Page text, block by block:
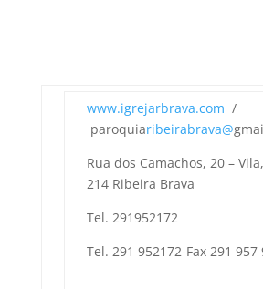
www.igrejarbrava.com /
paroquiaribeirabrava@
Rua dos Camachos, 20 –
214 Ribeira Brava
Tel. 291952172
Tel. 291 952172-Fax 291 957